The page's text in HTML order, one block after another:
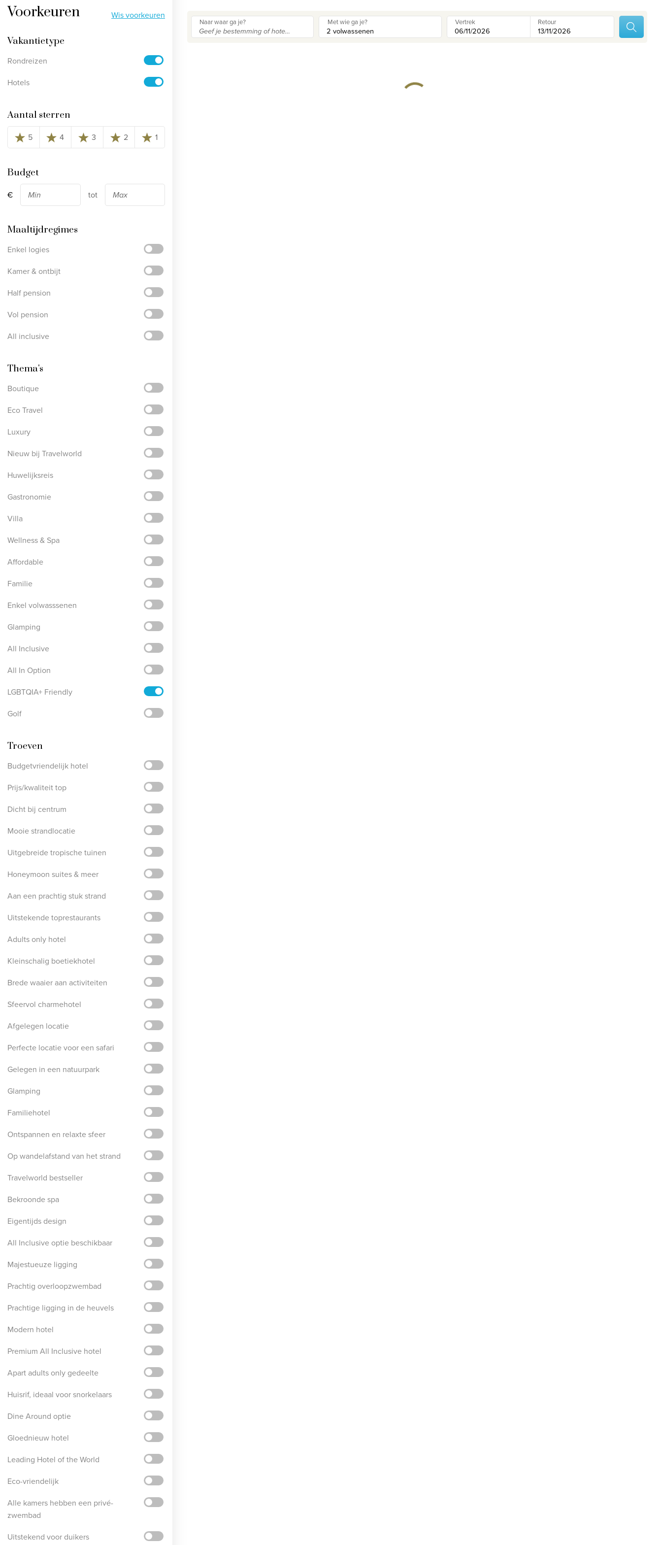
Bekijk alle rondreizen
Ontdek onze thema's
Huwelijksreis
Adults only
Bekijk alle thema's
Onze reiskantoren
Voorkeuren Wis voorkeuren
Vakantietype
Rondreizen
Hotels
Aantal sterren
5
4 3 2 1
Budget
€
tot
Maaltijdregimes
Enkel logies
Kamer & ontbijt
Half pension
Vol pension
All inclusive
Thema's
Boutique
Eco Travel
Luxury
Nieuw bij Travelworld
Huwelijksreis
Gastronomie
Villa
Wellness & Spa
Affordable
Familie
Enkel volwasssenen
Glamping
All Inclusive
All In Option
LGBTQIA+ Friendly
Golf
Troeven
Budgetvriendelijk hotel
Prijs/kwaliteit top
Dicht bij centrum
Mooie strandlocatie
Uitgebreide tropische tuinen
Honeymoon suites & meer
Aan een prachtig stuk strand
Uitstekende toprestaurants
Adults only hotel
Kleinschalig boetiekhotel
Brede waaier aan activiteiten
Sfeervol charmehotel
Afgelegen locatie
Perfecte locatie voor een safari
Gelegen in een natuurpark
Glamping
Familiehotel
Ontspannen en relaxte sfeer
Op wandelafstand van het strand
Travelworld bestseller
Bekroonde spa
Eigentijds design
All Inclusive optie beschikbaar
Majestueuze ligging
Prachtig overloopzwembad
Prachtige ligging in de heuvels
Modern hotel
Premium All Inclusive hotel
Apart adults only gedeelte
Huisrif, ideaal voor snorkelaars
Dine Around optie
Gloednieuw hotel
Leading Hotel of the World
Eco-vriendelijk
Alle kamers hebben een privé-
zwembad
Uitstekend voor duikers
Naar waar ga je? Met wie ga je? Vertrek Retour